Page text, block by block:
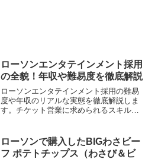
ローソンエンタテインメント採用
の全貌！年収や難易度を徹底解説
ローソンエンタテインメント採用の難易
度や年収のリアルな実態を徹底解説しま
す。チケット営業に求められるスキルや
メント採用の評判や福利厚生の真実も公
開しているのでぜひご覧ください。
ローソンで購入したBIGわさビー
フ ポテトチップス（わさび＆ビ